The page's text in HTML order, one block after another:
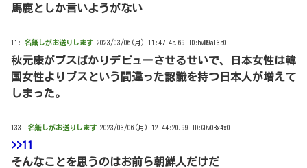
馬鹿としか言いようがない
11: 名無しがお送りします 2023/03/06(月) 11:47:45.69 ID:hvM9aT350
秋元康がブスばかりデビューさせるせいで、日本女性は韓
国女性よりブスという間違った認識を持つ日本人が増えて
しまった。
133: 名無しがお送りします 2023/03/06(月) 12:44:20.99 ID:QDv0Bx4x0
>>11
そんなことを思うのはお前ら朝鮮人だけだ